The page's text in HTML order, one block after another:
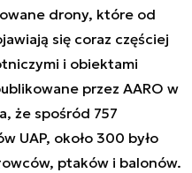
drony, które od
się coraz częściej
i obiektami
przez AARO w
że spośród 757
UAP, około 300 było
ptaków i balonów.